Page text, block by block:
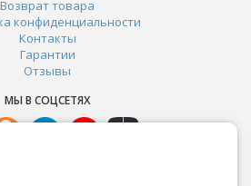
Возврат товара
конфиденциальности
Контакты
Гарантии
Отзывы
МЫ В СОЦСЕТЯХ